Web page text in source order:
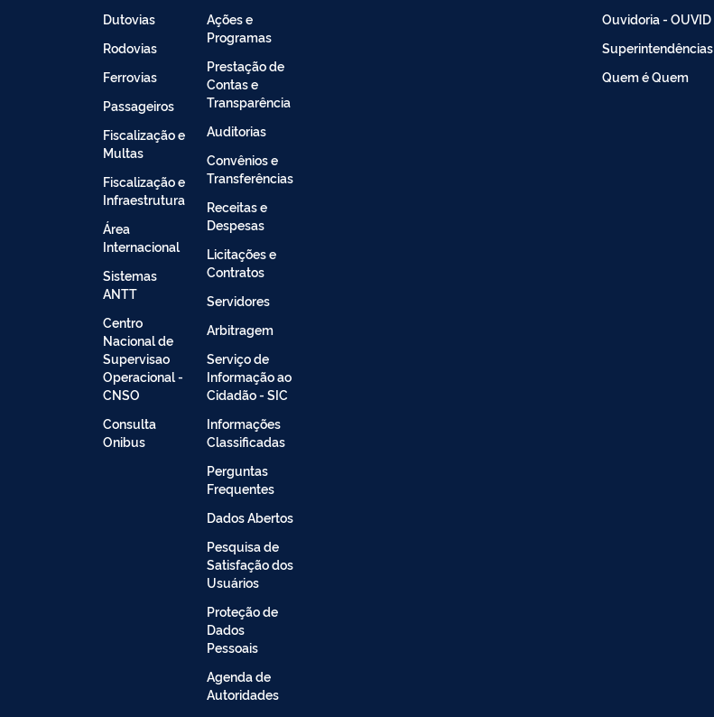
Dutovias
Rodovias
Ferrovias
Passageiros
Fiscalização e
Multas
Fiscalização e
Infraestrutura
Área
Internacional
Sistemas
ANTT
Centro
Nacional de
Supervisao
Operacional -
CNSO
Consulta
Onibus
Ações e
Programas
Prestação de
Contas e
Transparência
Auditorias
Convênios e
Transferências
Receitas e
Despesas
Licitações e
Contratos
Servidores
Arbitragem
Serviço de
Informação ao
Cidadão - SIC
Informações
Classificadas
Perguntas
Frequentes
Dados Abertos
Pesquisa de
Satisfação dos
Usuários
Proteção de
Dados
Pessoais
Agenda de
Autoridades
Ouvidoria - OUVID
Superintendências
Quem é Quem